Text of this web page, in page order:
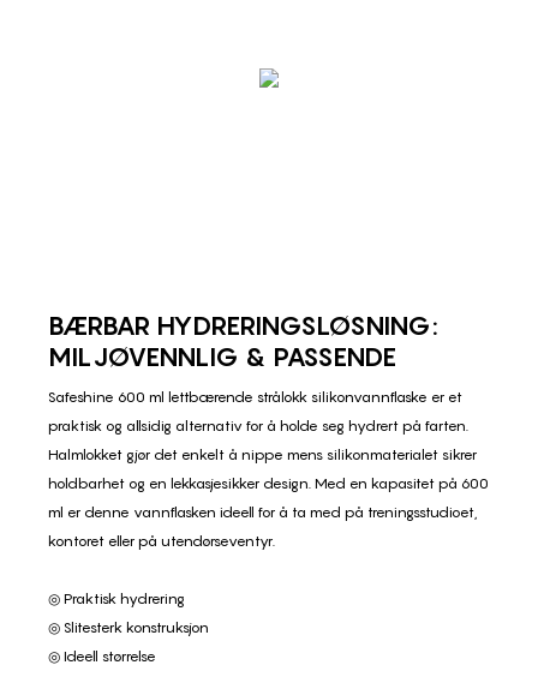
BÆRBAR HYDRERINGSLØSNING:
MILJØVENNLIG & PASSENDE
Safeshine 600 ml lettbærende strålokk silikonvannflaske er et
praktisk og allsidig alternativ for å holde seg hydrert på farten.
Halmlokket gjør det enkelt å nippe mens silikonmaterialet sikrer
holdbarhet og en lekkasjesikker design. Med en kapasitet på 600
ml er denne vannflasken ideell for å ta med på treningsstudioet,
kontoret eller på utendørseventyr.
◎ Praktisk hydrering
◎ Slitesterk konstruksjon
◎ Ideell størrelse